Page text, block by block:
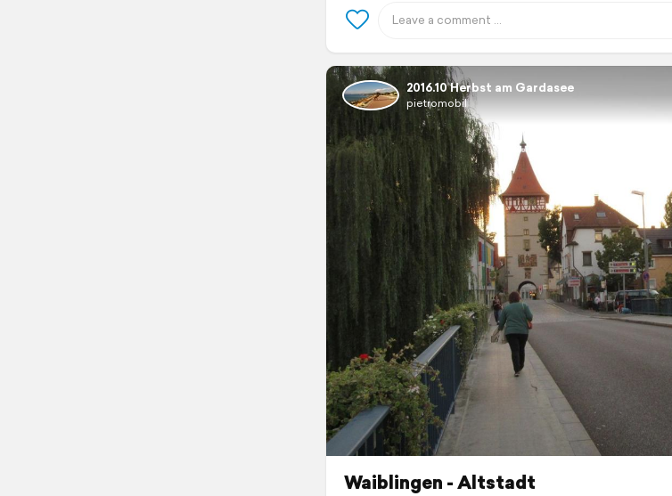
2016.10 Herbst am Gardasee
pietromobil
Waiblingen - Altstadt